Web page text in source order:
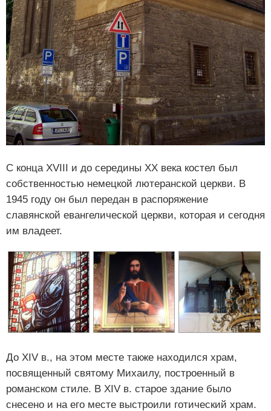
С конца XVIII и до середины XX века костел был
собственностью немецкой лютеранской церкви. В
1945 году он был передан в распоряжение
славянской евангелической церкви, которая и сегодня
им владеет.
До XIV в., на этом месте также находился храм,
посвященный святому Михаилу, построенный в
романском стиле. В XIV в. старое здание было
снесено и на его месте выстроили готический храм.